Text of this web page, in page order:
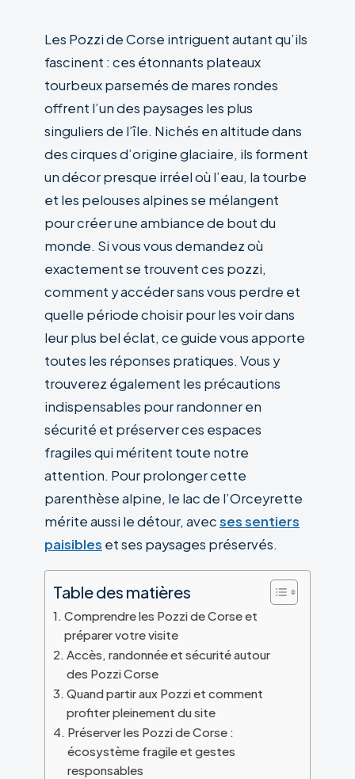
Les Pozzi de Corse intriguent autant qu’ils
fascinent : ces étonnants plateaux
tourbeux parsemés de mares rondes
offrent l’un des paysages les plus
singuliers de l’île. Nichés en altitude dans
des cirques d’origine glaciaire, ils forment
un décor presque irréel où l’eau, la tourbe
et les pelouses alpines se mélangent
pour créer une ambiance de bout du
monde. Si vous vous demandez où
exactement se trouvent ces pozzi,
comment y accéder sans vous perdre et
quelle période choisir pour les voir dans
leur plus bel éclat, ce guide vous apporte
toutes les réponses pratiques. Vous y
trouverez également les précautions
indispensables pour randonner en
sécurité et préserver ces espaces
fragiles qui méritent toute notre
attention. Pour prolonger cette
parenthèse alpine, le lac de l’Orceyrette
mérite aussi le détour, avecses sentiers
paisibles et ses paysages préservés.
Table des matières
Comprendre les Pozzi de Corse et
préparer votre visite
Accès, randonnée et sécurité autour
des Pozzi Corse
Quand partir aux Pozzi et comment
profiter pleinement du site
Préserver les Pozzi de Corse :
écosystème fragile et gestes
responsables